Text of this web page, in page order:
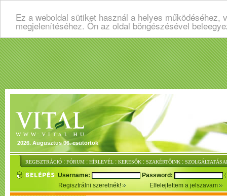
Ez a weboldal sütiket használ a helyes
megjelenítéséhez. Ön az oldal böngészésével
2026. Augusztus 06. csütörtök
REGISZTRÁCIÓ : FÓRUM : HÍRLEVÉL : KERESŐK : SZAKÉRTŐINK :
Username:
Password:
Regisztrálni szeretnék!
Elfelejtettem a jelszavam